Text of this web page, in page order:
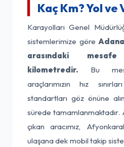
Kaç Km? Yol ve
Karayolları Genel
sistemlerimize göre
arasındaki
kilometredir. Bu
araçlarımızın hız
standartları göz önüne
sürede
çıkan aracımız,
ulaşana dek mobil takip